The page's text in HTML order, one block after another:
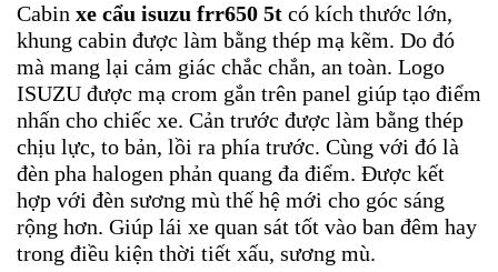
Cabin xe cẩu isuzu frr650 5t có kích thước lớn,
khung cabin được làm bằng thép mạ kẽm. Do đó
mà mang lại cảm giác chắc chắn, an toàn. Logo
ISUZU được mạ crom gắn trên panel giúp tạo điểm
nhấn cho chiếc xe. Cản trước được làm bằng thép
chịu lực, to bản, lồi ra phía trước. Cùng với đó là
đèn pha halogen phản quang đa điểm. Được kết
hợp với đèn sương mù thế hệ mới cho góc sáng
rộng hơn. Giúp lái xe quan sát tốt vào ban đêm hay
trong điều kiện thời tiết xấu, sương mù.